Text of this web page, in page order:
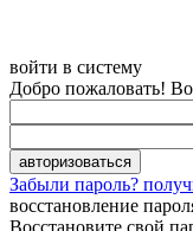
войти в систему
Добро пожаловать!
Забыли пароль?
восстановление
Восстановите свой